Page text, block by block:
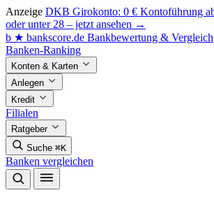
Anzeige DKB Girokonto: 0 € Kontoführung
oder unter 28 – jetzt ansehen →
b ★ bankscore.de Bankbewertung & Vergleich
Banken-Ranking
Konten & Karten
Anlegen
Kredit
Filialen
Ratgeber
Suche ⌘K
Banken vergleichen